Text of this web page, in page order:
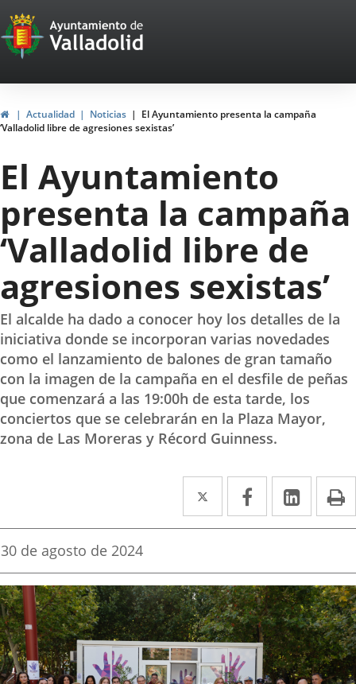
Portal
Web
del
Ayuntamiento
de
Valladolid
InicioActualidad Noticias
El Ayuntamiento presenta la campaña
‘Valladolid libre de agresiones sexistas’
El Ayuntamiento
presenta la campaña
‘Valladolid libre de
agresiones sexistas’
El alcalde ha dado a conocer hoy los detalles de la
iniciativa donde se incorporan varias novedades
como el lanzamiento de balones de gran tamaño
con la imagen de la campaña en el desfile de peñas
que comenzará a las 19:00h de esta tarde, los
conciertos que se celebrarán en la Plaza Mayor,
zona de Las Moreras y Récord Guinness.
Twitter
Enlace
a
aplicación
externa.
Facebook
Enlace
a
aplicación
externa.
Enlace
a
Fecha
la
noticia
30 de agosto de 2024